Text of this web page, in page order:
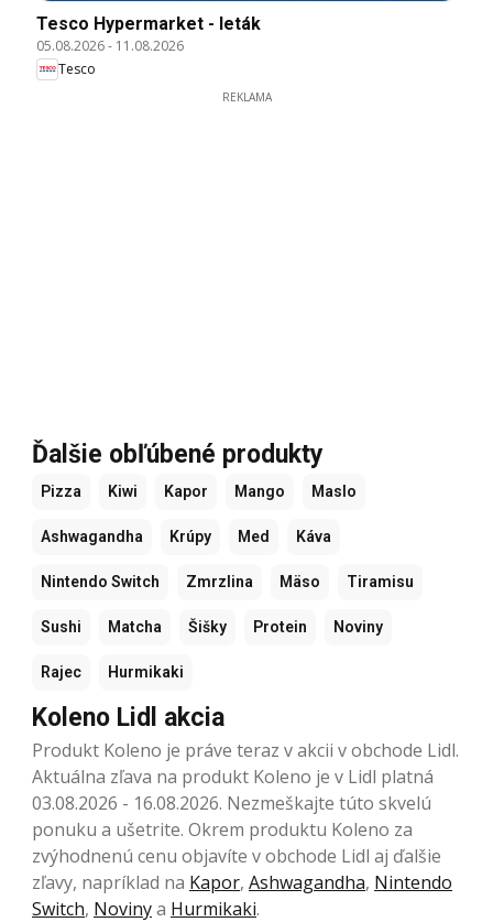
Tesco Hypermarket - leták
05.08.2026- 11.08.2026
Tesco
REKLAMA
Ďalšie obľúbené produkty
Pizza Kiwi Kapor Mango Maslo
Ashwagandha Krúpy Med Káva
Nintendo Switch Zmrzlina Mäso Tiramisu
Sushi Matcha Šišky Protein Noviny
Rajec Hurmikaki
Koleno Lidl akcia
Produkt Koleno je práve teraz v akcii v obchode Lidl.
Aktuálna zľava na produkt Koleno je v Lidl platná
03.08.2026 - 16.08.2026. Nezmeškajte túto skvelú
ponuku a ušetrite. Okrem produktu Koleno za
zvýhodnenú cenu objavíte v obchode Lidl aj ďalšie
zľavy, napríklad na Kapor, Ashwagandha, Nintendo
Switch, Novinya Hurmikaki.